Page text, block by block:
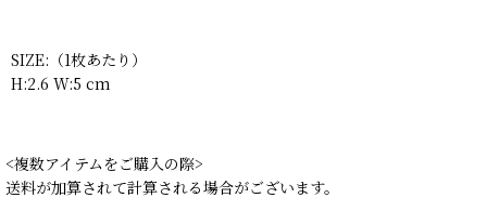
SIZE:（1枚あたり）
H:2.6 W:5 cm
<複数アイテムをご購入の際>
送料が加算されて計算される場合がございます。